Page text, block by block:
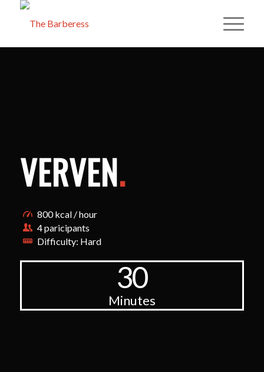
VERVEN.
800 kcal / hour
4 paricipants
Difficulty: Hard
30
Minutes